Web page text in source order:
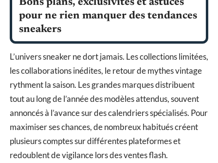
Bons plans, exclusivités et astuces
pour ne rien manquer des tendances
sneakers
L’univers sneaker ne dort jamais. Les collections limitées,
les collaborations inédites, le retour de mythes vintage
rythment la saison. Les grandes marques distribuent
tout au long de l’année des modèles attendus, souvent
annoncés à l’avance sur des calendriers spécialisés. Pour
maximiser ses chances, de nombreux habitués créent
plusieurs comptes sur différentes plateformes et
redoublent de vigilance lors des ventes flash.